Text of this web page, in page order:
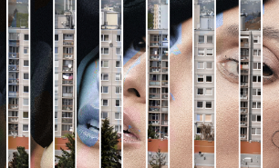
Vše o ČT